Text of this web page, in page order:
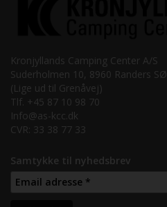
Kronjyllands Camping Center A/S
Suderholmen 10, 8960 Randers SØ
(Lige ud til Grenåvej)
Tlf. +45 87 10 98 70
Info@as-kcc.dk
CVR: 33 38 77 33
Samtykke til nyhedsbrev